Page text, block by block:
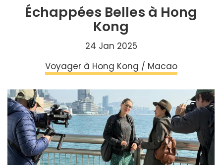
Échappées Belles à Hong
Kong
24 Jan 2025
Voyager à Hong Kong / Macao